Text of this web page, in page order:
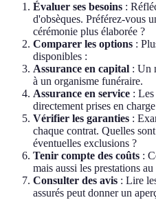
Évaluer ses besoins :
d'obsèques. Préférez-vous
cérémonie plus élaborée ?
Comparer les options :
disponibles :
Assurance en capital : Un
à un organisme funéraire.
Assurance en service :
directement prises en
Vérifier les garanties :
chaque contrat. Quelles
éventuelles exclusions ?
Tenir compte des coûts :
mais aussi les prestations
Consulter des avis : Lire
assurés peut donner un